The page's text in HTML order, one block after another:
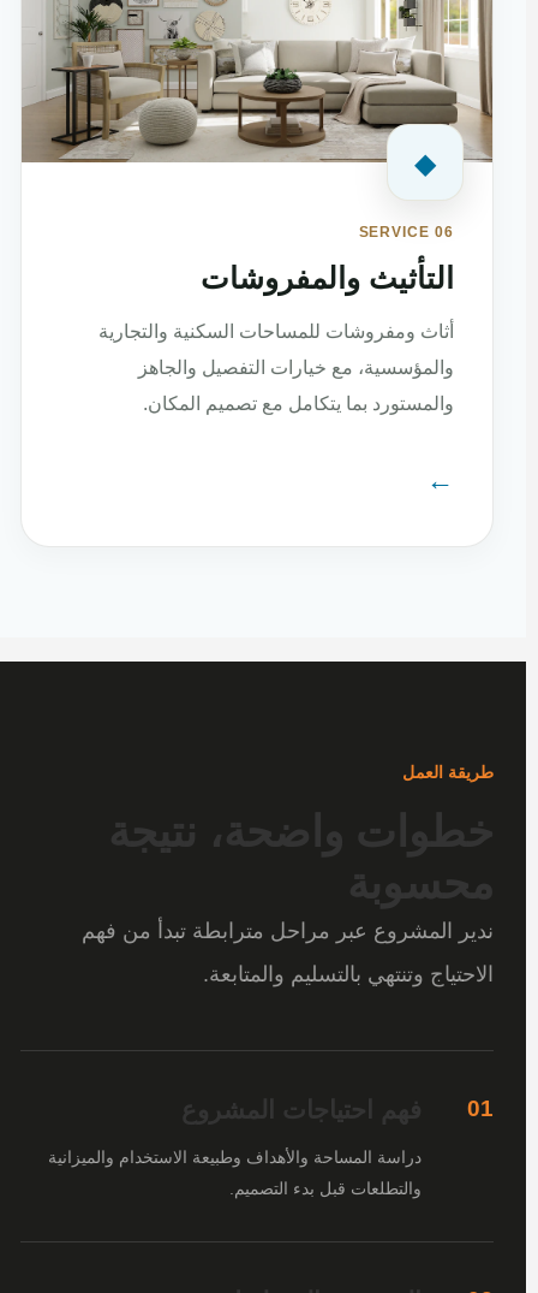
◆
SERVICE 06
التأثيث والمفروشات
أثاث ومفروشات للمساحات السكنية والتجارية
والمؤسسية، مع خيارات التفصيل والجاهز
والمستورد بما يتكامل مع تصميم المكان.
←
طريقة العمل
خطوات واضحة، نتيجة
محسوبة
ندير المشروع عبر مراحل مترابطة تبدأ من فهم
الاحتياج وتنتهي بالتسليم والمتابعة.
01 فهم احتياجات المشروع
دراسة المساحة والأهداف وطبيعة الاستخدام والميزانية
والتطلعات قبل بدء التصميم.